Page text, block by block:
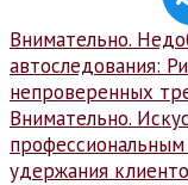
Навигация
по
записям
Внимательно.
автоследования:
непроверенных
Внимательно.
удержания